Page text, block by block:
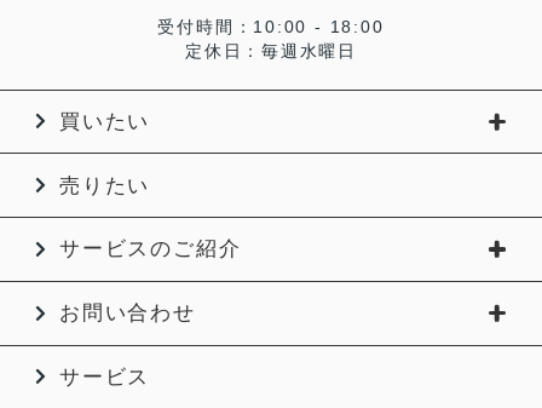
受付時間：10:00 - 18:00
定休日：毎週水曜日
買いたい
売りたい
サービスのご紹介
お問い合わせ
サービス